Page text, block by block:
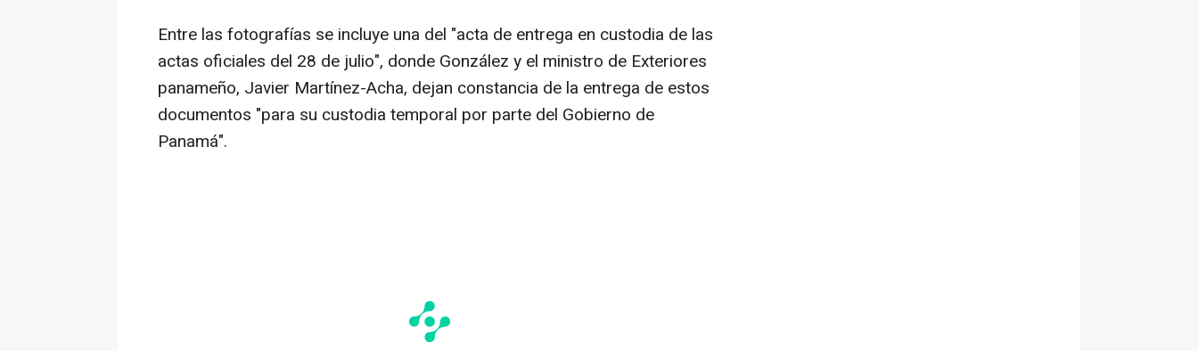
Entre las fotografías se incluye una del "acta de entrega en custodia de las
actas oficiales del 28 de julio", donde González y el ministro de Exteriores
panameño, Javier Martínez-Acha, dejan constancia de la entrega de estos
documentos "para su custodia temporal por parte del Gobierno de
Panamá".